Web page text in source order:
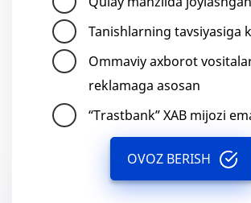
Tanishlarning tavsiyasiga
Ommaviy axborot
reklamaga asosan
“Trastbank” XAB mijozi
OVOZ BERISH